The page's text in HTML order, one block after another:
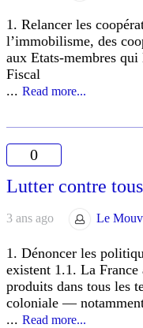
1. Relancer les
l’immobilisme, des
aux Etats-membres
Fiscal
... Read more...
0
Lutter contre
3 ans ago Le
1. Dénoncer les
existent 1.1. La France
produits dans tous les
coloniale —
... Read more...